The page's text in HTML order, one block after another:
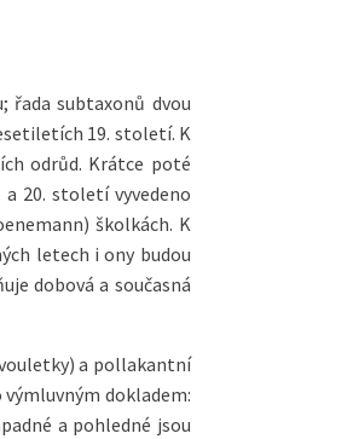
řada subtaxonů dvou
19. století. K
odrůd. Krátce poté
20. století vyvedeno
školkách. K
letech i ony budou
dobová a současná
a pollakantní
dokladem:
a pohledné jsou